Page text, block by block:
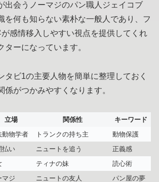
出会うノーマジのパン職人ジェイコブ
を何も知らない素朴な一般人であり、フ
感情移入しやすい視点を提供してくれ
ターになっています。
タビ1の主要人物を簡単に整理しておく
係がつかみやすくなります。
立場 関係性
キーワード
動物学者 トランクの持ち主
動物保護
払い ニュートを追う
正義感
ティナの妹
読心術
マジ ニュートの友人
パン屋の夢